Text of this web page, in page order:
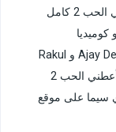
الفيلم الهندي De De Pyaar De 2 2025 أعطني الحب 2 كامل
رومانسية إخراج Anshul Sharma بطولة Ajay Devgn و Rakul
Preet Singh شاهد فيلم De De Pyaar De 2 أعطني الحب 2
سيما على موقع